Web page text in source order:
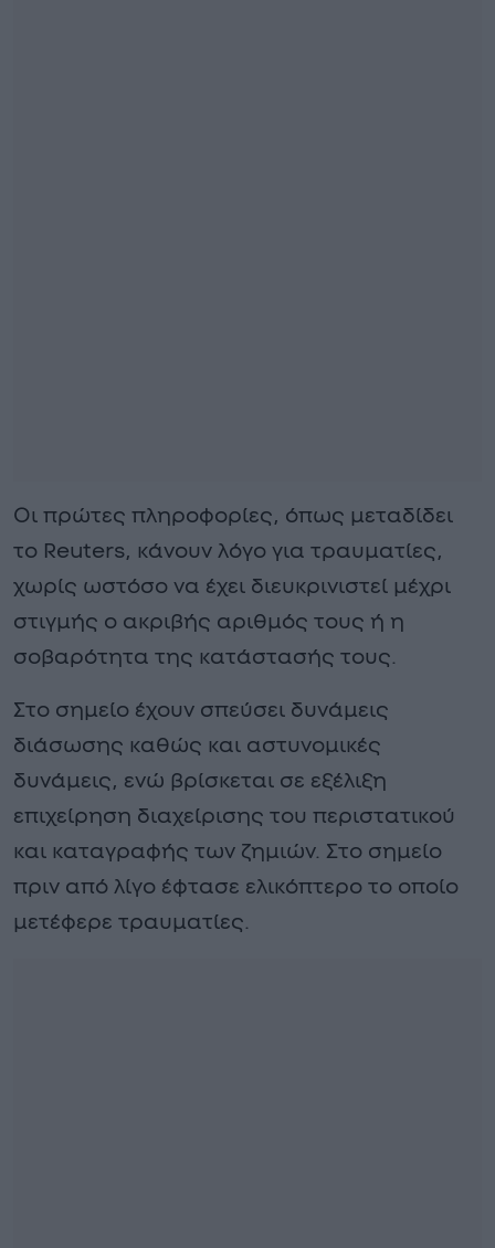
Οι πρώτες πληροφορίες, όπως μεταδίδει
το Reuters, κάνουν λόγο για τραυματίες,
χωρίς ωστόσο να έχει διευκρινιστεί μέχρι
στιγμής ο ακριβής αριθμός τους ή η
σοβαρότητα της κατάστασής τους.
Στο σημείο έχουν σπεύσει δυνάμεις
διάσωσης καθώς και αστυνομικές
δυνάμεις, ενώ βρίσκεται σε εξέλιξη
επιχείρηση διαχείρισης του περιστατικού
και καταγραφής των ζημιών. Στο σημείο
πριν από λίγο έφτασε ελικόπτερο το οποίο
μετέφερε τραυματίες.